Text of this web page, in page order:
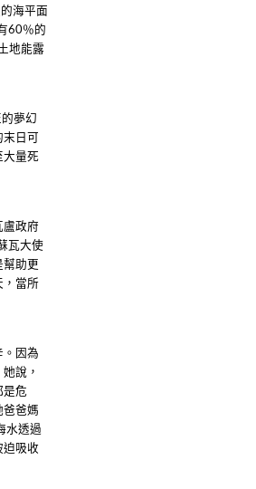
海平面
60％的
地能露
夢幻
日可
大量死
盧政府
瓦大使
助更
，當所
。因為
說，
是危
爸爸媽
水透過
迫吸收